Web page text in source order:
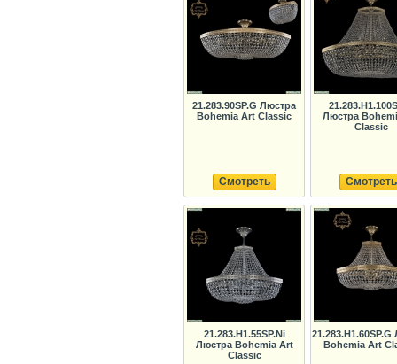
21.283.90SP.G Люстра
Bohemia Art Classic
Смотреть
Люстра
Classic
Смотреть
21.283.H1.55SP.Ni
Люстра Bohemia Art
Classic
21.283.H1.60SP.G
Bohemia Art